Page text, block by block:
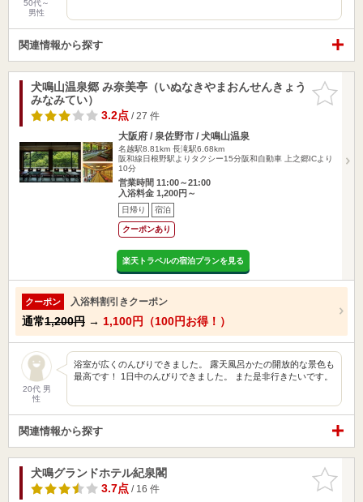
50代～
男性
関連情報から探す
お気に入
りに追加
犬鳴山温泉郷 み奈美亭（いぬなきやまおんせんきょう
みなみてい）
3.2点/ 27 件
大阪府 / 泉佐野市 / 犬鳴山温泉
名越駅8.81km 長滝駅6.68km
阪和線日根野駅よりタクシー15分阪和自動車 上之郷ICより
10分
営業時間 11:00～21:00
入浴料金 1,200円～
日帰り 宿泊
クーポンあり
楽天トラベルの宿泊プランを見る
クーポン 入浴料割引きクーポン
通常1,200円 → 1,100円（100円お得！）
20代 男
性
浴室が広くのんびりできました。 露天風呂かたの開放的な景色も
最高です！ 1日中のんびりできました。 また是非行きたいです。
関連情報から探す
お気に入
りに追加
犬鳴グランドホテル紀泉閣
3.7点/ 16 件